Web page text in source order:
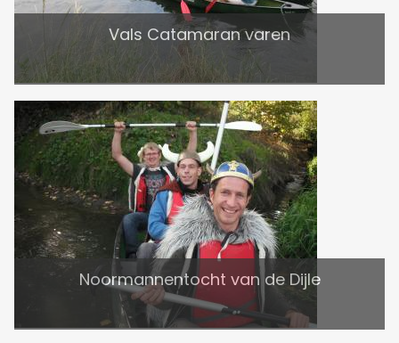
Vals Catamaran varen
Noormannentocht van de Dijle